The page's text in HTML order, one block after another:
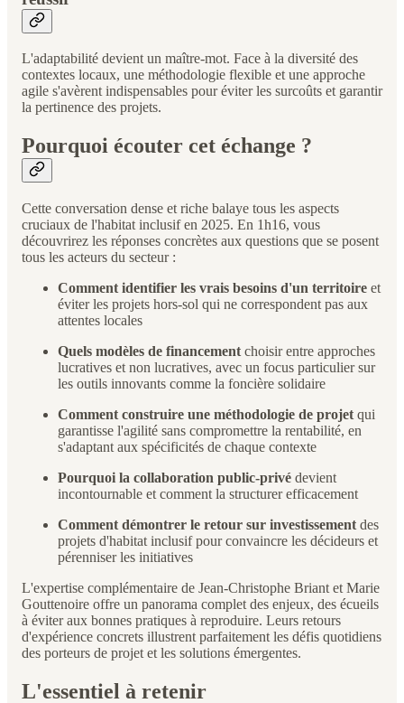
L'adaptabilité devient un maître-mot. Face à la diversité des
contextes locaux, une méthodologie flexible et une approche
agile s'avèrent indispensables pour éviter les surcoûts et garantir
la pertinence des projets.
Pourquoi écouter cet échange ?
Cette conversation dense et riche balaye tous les aspects
cruciaux de l'habitat inclusif en 2025. En 1h16, vous
découvrirez les réponses concrètes aux questions que se posent
tous les acteurs du secteur :
Comment identifier les vrais besoins d'un territoire et
éviter les projets hors-sol qui ne correspondent pas aux
attentes locales
Quels modèles de financement choisir entre approches
lucratives et non lucratives, avec un focus particulier sur
les outils innovants comme la foncière solidaire
Comment construire une méthodologie de projet qui
garantisse l'agilité sans compromettre la rentabilité, en
s'adaptant aux spécificités de chaque contexte
Pourquoi la collaboration public-privé devient
incontournable et comment la structurer efficacement
Comment démontrer le retour sur investissement des
projets d'habitat inclusif pour convaincre les décideurs et
pérenniser les initiatives
L'expertise complémentaire de Jean-Christophe Briant et Marie
Gouttenoire offre un panorama complet des enjeux, des écueils
à éviter aux bonnes pratiques à reproduire. Leurs retours
d'expérience concrets illustrent parfaitement les défis quotidiens
des porteurs de projet et les solutions émergentes.
L'essentiel à retenir